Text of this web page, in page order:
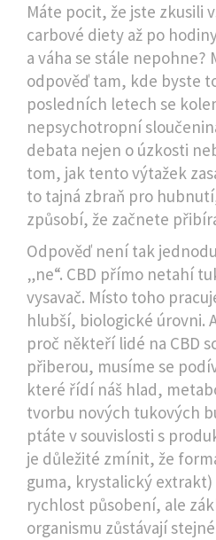
Máte pocit, že jste zkusili
carbové diety až po
a váha se stále nepohne?
odpověď tam, kde byste
posledních letech se
nepsychotropní
debata nejen o úzkosti
tom, jak tento výtažek
to tajná zbraň pro
způsobí, že začnete
Odpověď není tak
„ne“. CBD přímo netahí
vysavač. Místo toho
hlubší, biologické úrovni.
proč někteří lidé na CBD
přiberou, musíme se
které řídí náš hlad,
tvorbu nových tukových
ptáte v souvislosti s
je důležité zmínit, že
guma, krystalický
rychlost působení, ale
organismu zůstávají